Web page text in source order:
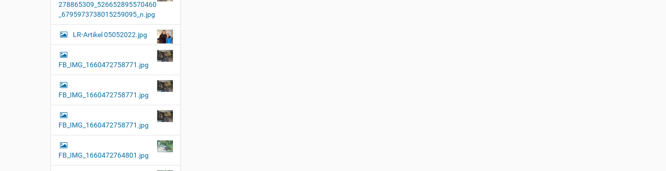
278865309_526652895570460
_6795973738015259095_n.jpg
LR-Artikel 05052022.jpg
FB_IMG_1660472758771.jpg
FB_IMG_1660472758771.jpg
FB_IMG_1660472758771.jpg
FB_IMG_1660472764801.jpg